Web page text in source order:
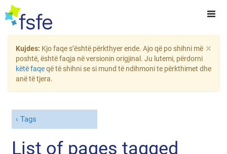
×
Kujdes: Kjo faqe s’është përkthyer ende. Ajo që po shihni më
poshtë, është faqja në versionin origjinal. Ju lutemi, përdorni
këtë faqeqë të shihni se si mund të ndihmoni te përkthimet dhe
anë të tjera.
Tags
List of pages tagged